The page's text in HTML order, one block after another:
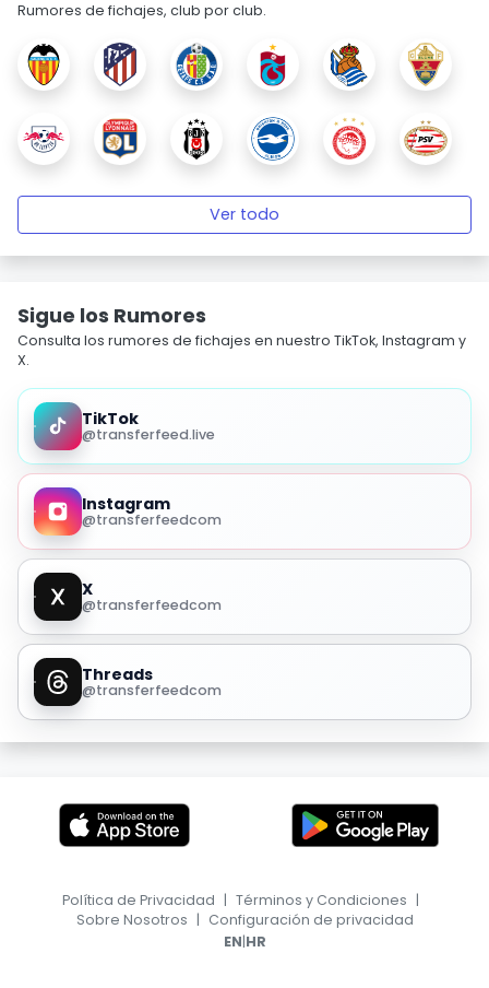
Rumores de fichajes, club por club.
Ver todo
Sigue los Rumores
Consulta los rumores de fichajes en nuestro TikTok, Instagram y
X.
TikTok
@transferfeed.live
Instagram
@transferfeedcom
X
@transferfeedcom
Threads
@transferfeedcom
Política de Privacidad | Términos y Condiciones |
Sobre Nosotros | Configuración de privacidad
EN|HR